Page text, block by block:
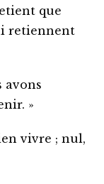
que
retiennent
avons
»
vivre ; nul,